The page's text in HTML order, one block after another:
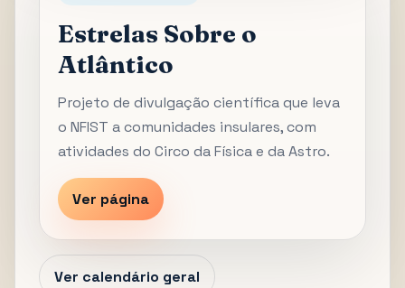
Estrelas Sobre o
Atlântico
Projeto de divulgação científica que leva
o NFIST a comunidades insulares, com
atividades do Circo da Física e da Astro.
Ver página
Ver calendário geral